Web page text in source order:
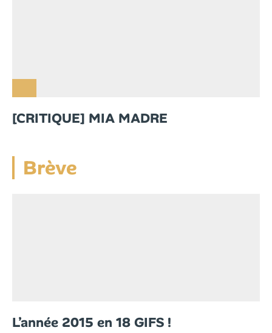
[CRITIQUE] MIA MADRE
Brève
L’année 2015 en 18 GIFS !